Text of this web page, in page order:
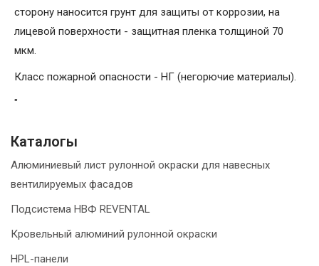
сторону наносится грунт для защиты от коррозии, на
лицевой поверхности - защитная пленка толщиной 70
мкм.
Класс пожарной опасности - НГ (негорючие материалы).
"
Каталогы
Алюминиевый лист рулонной окраски для навесных
вентилируемых фасадов
Подсистема НВФ REVENTAL
Кровельный алюминий рулонной окраски
HPL-панели